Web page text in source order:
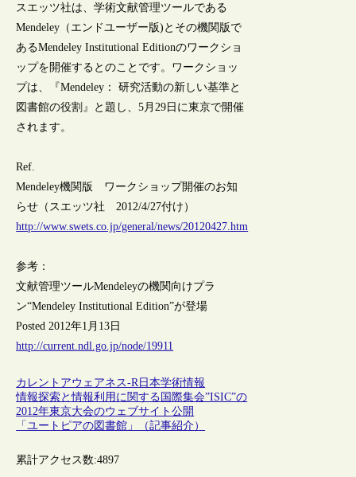
スエッツ社は、学術文献管理ツールである
Mendeley（エンドユーザー版)とその機関版で
あるMendeley Institutional Editionのワークショ
ップを開催するとのことです。ワークショッ
プは、『Mendeley： 研究活動の新しい基準と
図書館の役割』と題し、5月29日に東京で開催
されます。
Ref.
Mendeley機関版 ワークショップ開催のお知
らせ（スエッツ社 2012/4/27付け）
http://www.swets.co.jp/general/news/20120427.htm
参考：
文献管理ツールMendeleyの機関向けプラ
ン“Mendeley Institutional Edition”が登場
Posted 2012年1月13日
http://current.ndl.go.jp/node/19911
カレントアウェアネス-R日本学術情報
情報探索と情報利用に関する国際集会”ISIC”の
2012年東京大会のウェブサイト公開
「ユートピアの図書館」（記事紹介）
累計アクセス数:4897